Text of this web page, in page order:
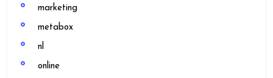
marketing
metabox
nl
online